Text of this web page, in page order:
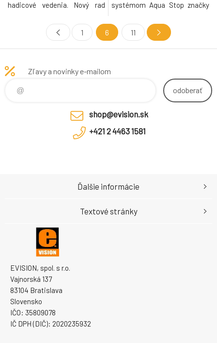
hadicové vedenia. Nový rad
na poloprofesionálne
používanie v záhrade sa
vyznačuje kvalitou, ktorá vydrží
materiál zaručujú obzvlášť dlhú
systémom Aqua Stop značky
hliníka a s úchytmi z mäkkého
plastu pre obzvlášť pohodlnú
manipuláciu. Flexibilný
plôch. Pretože fungujú
1 6 11
Zľavy a novinky e-mailom
odoberať
shop@evision.sk
+421 2 4463 1581
EVISION, spol. s r.o.
Vajnorská 137
83104 Bratislava
Slovensko
IČO: 35809078
IČ DPH (DIČ): 2020235932
Ďalšie informácie
Textové stránky